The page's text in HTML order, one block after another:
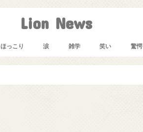
Lion News
ほっこり 涙 雑学 笑い 驚愕